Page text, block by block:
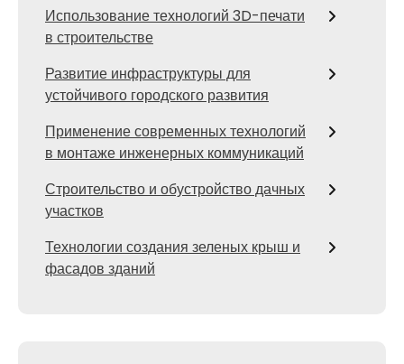
Использование технологий 3D-печати
в строительстве
Развитие инфраструктуры для
устойчивого городского развития
Применение современных технологий
в монтаже инженерных коммуникаций
Строительство и обустройство дачных
участков
Технологии создания зеленых крыш и
фасадов зданий